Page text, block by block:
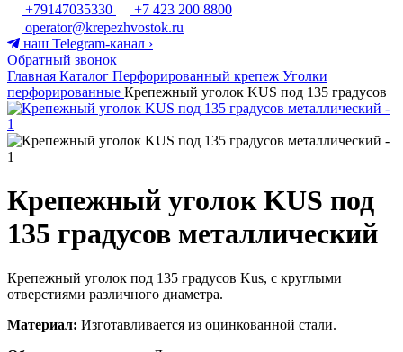
+79147035330
+7 423 200 8800
operator@krepezhvostok.ru
наш Telegram-канал ›
Обратный звонок
Главная Каталог Перфорированный крепеж Уголки
перфорированные Крепежный уголок KUS под 135 градусов
Крепежный уголок KUS под
135 градусов металлический
Крепежный уголок под 135 градусов Kus, с круглыми
отверстиями различного диаметра.
Материал: Изготавливается из оцинкованной стали.